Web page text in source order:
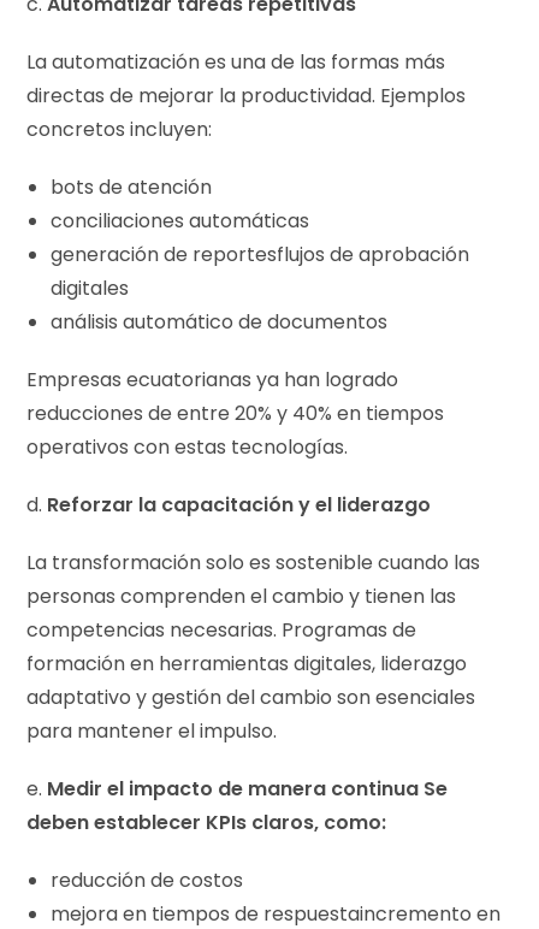
La automatización es una de las formas más
directas de mejorar la productividad. Ejemplos
concretos incluyen:
bots de atención
conciliaciones automáticas
generación de reportesflujos de aprobación
digitales
análisis automático de documentos
Empresas ecuatorianas ya han logrado
reducciones de entre 20% y 40% en tiempos
operativos con estas tecnologías.
d. Reforzar la capacitación y el liderazgo
La transformación solo es sostenible cuando las
personas comprenden el cambio y tienen las
competencias necesarias. Programas de
formación en herramientas digitales, liderazgo
adaptativo y gestión del cambio son esenciales
para mantener el impulso.
e. Medir el impacto de manera continua Se
deben establecer KPIs claros, como:
reducción de costos
mejora en tiempos de respuestaincremento en